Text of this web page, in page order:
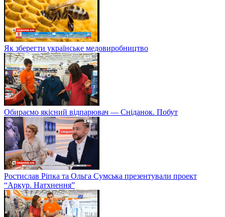
Як зберегти українське медовиробництво
Обираємо якісний відпарювач — Сніданок. Побут
Ростислав Ріпка та Ольга Сумська презентували проект
“Аркур. Натхнення”